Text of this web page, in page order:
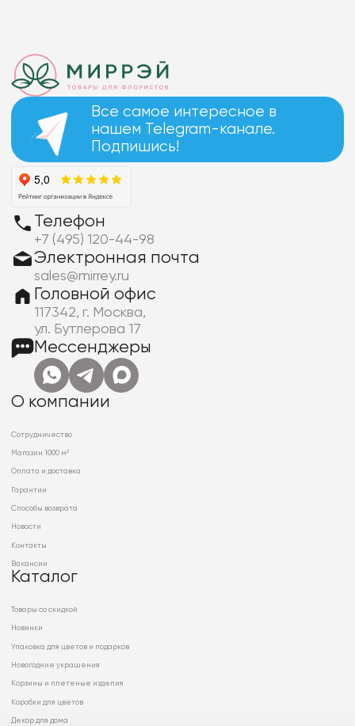
Все самое интересное в
нашем Telegram-канале.
Подпишись!
Телефон
+7 (495) 120-44-98
Электронная почта
sales@mirrey.ru
Головной офис
117342, г. Москва,
ул. Бутлерова 17
Мессенджеры
О компании
Сотрудничество
Магазин 1000 м²
Оплата и доставка
Гарантии
Способы возврата
Новости
Контакты
Вакансии
Каталог
Товары со скидкой
Новинки
Упаковка для цветов и подарков
Новогодние украшения
Корзины и плетеные изделия
Коробки для цветов
Декор для дома